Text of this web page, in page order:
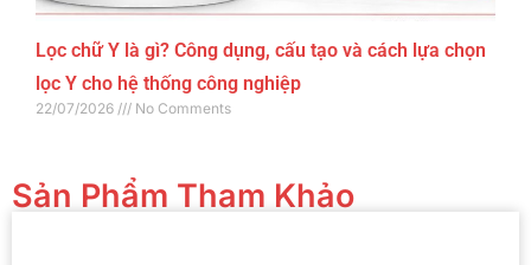
Lọc chữ Y là gì? Công dụng, cấu tạo và cách lựa chọn
lọc Y cho hệ thống công nghiệp
22/07/2026 No Comments
Sản Phẩm Tham Khảo